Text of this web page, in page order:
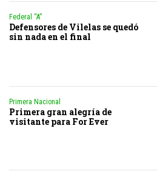
Federal “A”
Defensores de Vilelas se quedó
sin nada en el final
Primera Nacional
Primera gran alegría de
visitante para For Ever